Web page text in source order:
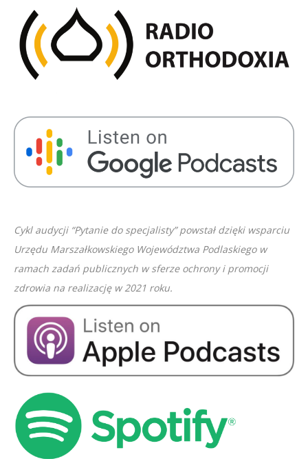
RSS FEED
SHARE
LINK
EMBED
Cykl audycji “Pytanie do specjalisty” powstał dzięki wsparciu
Urzędu Marszałkowskiego Województwa Podlaskiego w
ramach zadań publicznych w sferze ochrony i promocji
zdrowia na realizację w 2021 roku.